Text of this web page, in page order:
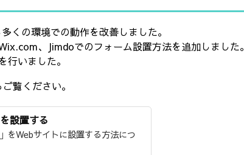
の環境での動作を改善しました。
、Jimdoでのフォーム設置方法を追加しました。
行いました。
覧ください。
設置する
をWebサイトに設置する方法につ